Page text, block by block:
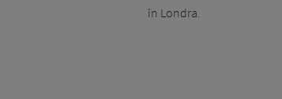
în Londra.